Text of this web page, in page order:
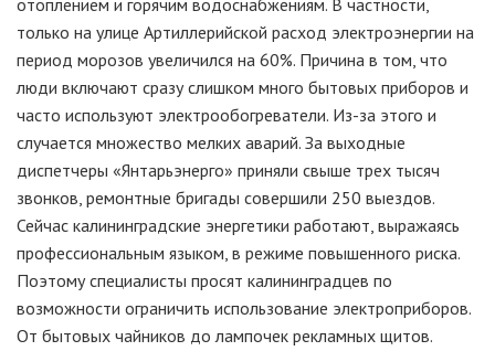
отоплением и горячим водоснабжениям. В частности,
только на улице Артиллерийской расход электроэнергии на
период морозов увеличился на 60%. Причина в том, что
люди включают сразу слишком много бытовых приборов и
часто используют электрообогреватели. Из-за этого и
случается множество мелких аварий. За выходные
диспетчеры «Янтарьэнерго» приняли свыше трех тысяч
звонков, ремонтные бригады совершили 250 выездов.
Сейчас калининградские энергетики работают, выражаясь
профессиональным языком, в режиме повышенного риска.
Поэтому специалисты просят калининградцев по
возможности ограничить использование электроприборов.
От бытовых чайников до лампочек рекламных щитов.